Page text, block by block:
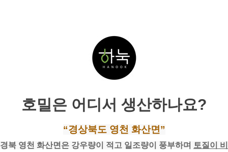
호밀은 어디서 생산하나요?
“경상북도 영천 화산면”
경북 영천 화산면은 강우량이 적고 일조량이 풍부하며 토질이 비